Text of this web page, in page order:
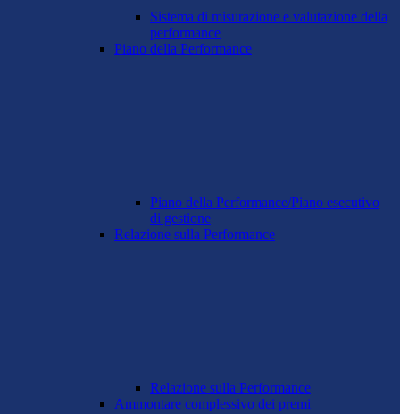
Sistema di misurazione e valutazione della
performance
Piano della Performance
Piano della Performance/Piano esecutivo
di gestione
Relazione sulla Performance
Relazione sulla Performance
Ammontare complessivo dei premi